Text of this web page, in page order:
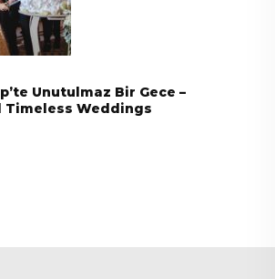
Unutulmaz Bir Gece –
Timeless Weddings